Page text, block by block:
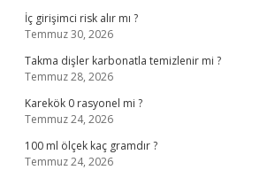
İç girişimci risk alır mı ?
Temmuz 30, 2026
Takma dişler karbonatla temizlenir mi ?
Temmuz 28, 2026
Karekök 0 rasyonel mi ?
Temmuz 24, 2026
100 ml ölçek kaç gramdır ?
Temmuz 24, 2026